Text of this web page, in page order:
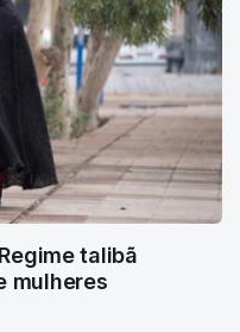
talibã
mulheres